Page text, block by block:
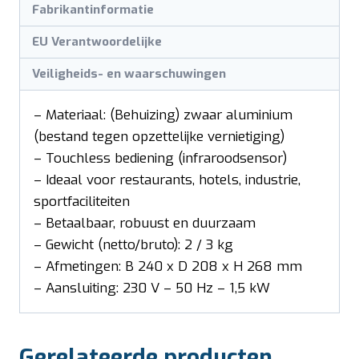
Fabrikantinformatie
EU Verantwoordelijke
Veiligheids- en waarschuwingen
– Materiaal: (Behuizing) zwaar aluminium
(bestand tegen opzettelijke vernietiging)
– Touchless bediening (infraroodsensor)
– Ideaal voor restaurants, hotels, industrie,
sportfaciliteiten
– Betaalbaar, robuust en duurzaam
– Gewicht (netto/bruto): 2 / 3 kg
– Afmetingen: B 240 x D 208 x H 268 mm
– Aansluiting: 230 V – 50 Hz – 1,5 kW